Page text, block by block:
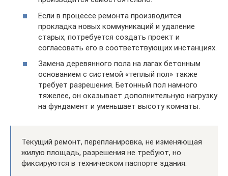
Если в процессе ремонта производится
прокладка новых коммуникаций и удаление
старых, потребуется создать проект и
согласовать его в соответствующих инстанциях.
Замена деревянного пола на лагах бетонным
основанием с системой «теплый пол» также
требует разрешения. Бетонный пол намного
тяжелее, он оказывает дополнительную нагрузку
на фундамент и уменьшает высоту комнаты.
Текущий ремонт, перепланировка, не изменяющая
жилую площадь, разрешения не требуют, но
фиксируются в техническом паспорте здания.